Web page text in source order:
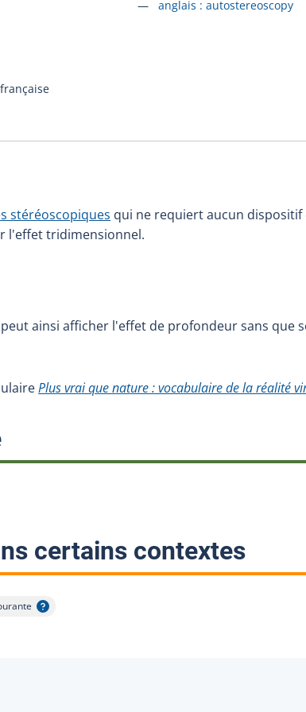
Accéder à la fiche en
anglais : autostereoscopy
stéréoscopiques qui ne requiert aucun dispositif
l'effet tridimensionnel.
ainsi afficher l'effet de profondeur sans que
Plus vrai que nature : vocabulaire de la réalité
:
certains contextes: